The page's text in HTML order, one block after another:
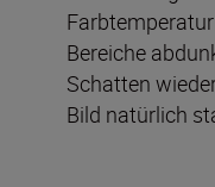
Bereiche
Schatten
Bild natürlich